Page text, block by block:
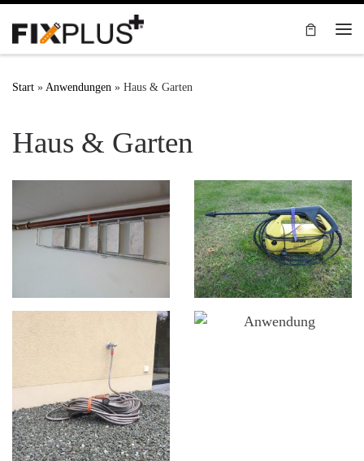
Zum Inhalt springen
Start » Anwendungen » Haus & Garten
Haus & Garten